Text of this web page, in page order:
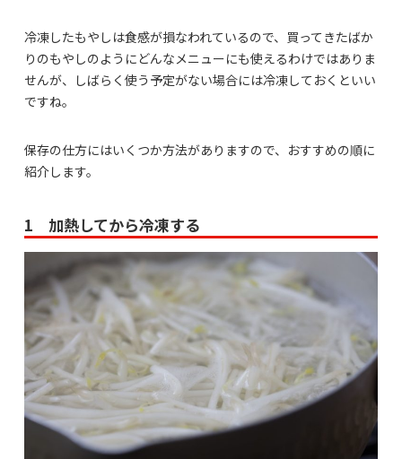
冷凍したもやしは食感が損なわれているので、買ってきたばか
りのもやしのようにどんなメニューにも使えるわけではありま
せんが、しばらく使う予定がない場合には冷凍しておくといい
ですね。
保存の仕方にはいくつか方法がありますので、おすすめの順に
紹介します。
1 加熱してから冷凍する